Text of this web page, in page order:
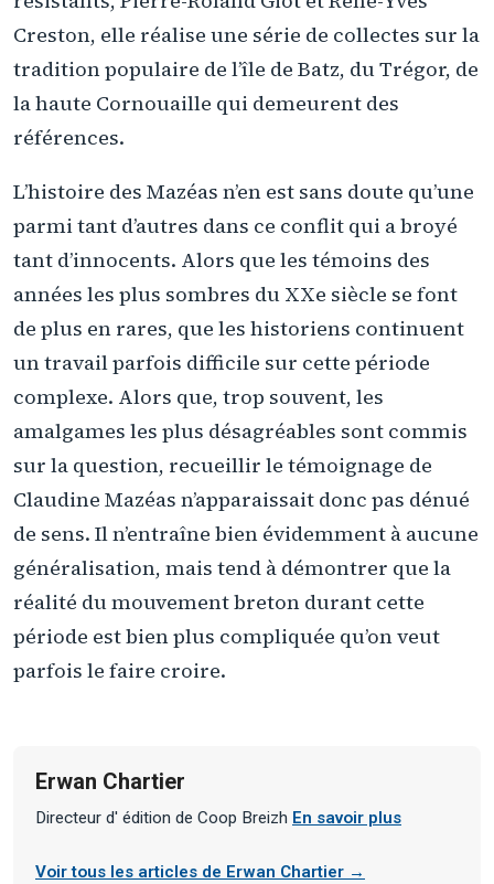
Creston, elle réalise une série de collectes sur la
tradition populaire de l’île de Batz, du Trégor, de
la haute Cornouaille qui demeurent des
références.
L’histoire des Mazéas n’en est sans doute qu’une
parmi tant d’autres dans ce conflit qui a broyé
tant d’innocents. Alors que les témoins des
années les plus sombres du XXe siècle se font
de plus en rares, que les historiens continuent
un travail parfois difficile sur cette période
complexe. Alors que, trop souvent, les
amalgames les plus désagréables sont commis
sur la question, recueillir le témoignage de
Claudine Mazéas n’apparaissait donc pas dénué
de sens. Il n’entraîne bien évidemment à aucune
généralisation, mais tend à démontrer que la
réalité du mouvement breton durant cette
période est bien plus compliquée qu’on veut
parfois le faire croire.
Erwan Chartier
Directeur d' édition de Coop Breizh En savoir plus
Voir tous les articles de Erwan Chartier →